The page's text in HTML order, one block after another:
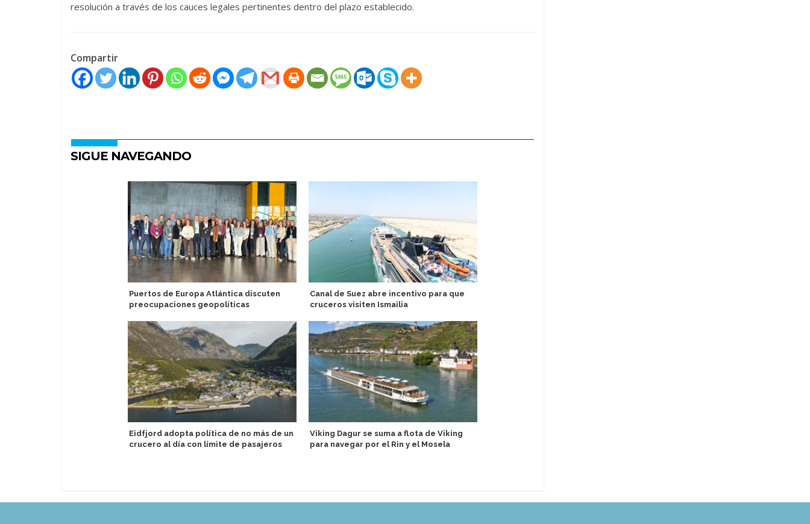
resolución a través de los cauces legales pertinentes dentro del plazo establecido.
Compartir
SIGUE NAVEGANDO
Puertos de Europa Atlántica discuten
preocupaciones geopolíticas
Eidfjord adopta política de no más de un
crucero al día con límite de pasajeros
Canal de Suez abre incentivo para que
cruceros visiten Ismailia
Viking Dagur se suma a flota de Viking
para navegar por el Rin y el Mosela